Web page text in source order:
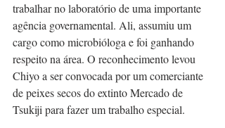
trabalhar no laboratório de uma importante
agência governamental. Ali, assumiu um
cargo como microbióloga e foi ganhando
respeito na área. O reconhecimento levou
Chiyo a ser convocada por um comerciante
de peixes secos do extinto Mercado de
Tsukiji para fazer um trabalho especial.